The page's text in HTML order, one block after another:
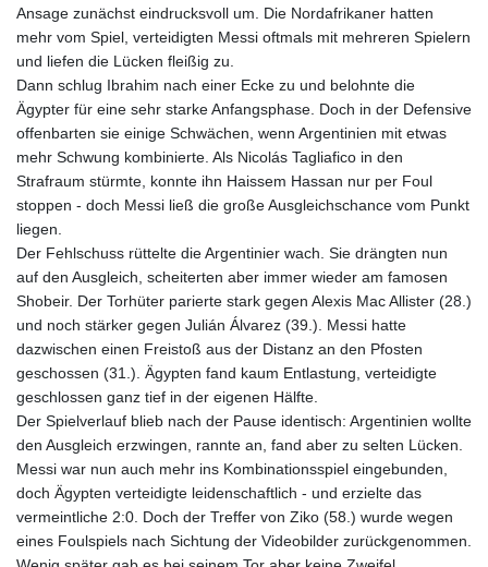
Ansage zunächst eindrucksvoll um. Die Nordafrikaner hatten
mehr vom Spiel, verteidigten Messi oftmals mit mehreren Spielern
und liefen die Lücken fleißig zu.
Dann schlug Ibrahim nach einer Ecke zu und belohnte die
Ägypter für eine sehr starke Anfangsphase. Doch in der Defensive
offenbarten sie einige Schwächen, wenn Argentinien mit etwas
mehr Schwung kombinierte. Als Nicolás Tagliafico in den
Strafraum stürmte, konnte ihn Haissem Hassan nur per Foul
stoppen - doch Messi ließ die große Ausgleichschance vom Punkt
liegen.
Der Fehlschuss rüttelte die Argentinier wach. Sie drängten nun
auf den Ausgleich, scheiterten aber immer wieder am famosen
Shobeir. Der Torhüter parierte stark gegen Alexis Mac Allister (28.)
und noch stärker gegen Julián Álvarez (39.). Messi hatte
dazwischen einen Freistoß aus der Distanz an den Pfosten
geschossen (31.). Ägypten fand kaum Entlastung, verteidigte
geschlossen ganz tief in der eigenen Hälfte.
Der Spielverlauf blieb nach der Pause identisch: Argentinien wollte
den Ausgleich erzwingen, rannte an, fand aber zu selten Lücken.
Messi war nun auch mehr ins Kombinationsspiel eingebunden,
doch Ägypten verteidigte leidenschaftlich - und erzielte das
vermeintliche 2:0. Doch der Treffer von Ziko (58.) wurde wegen
eines Foulspiels nach Sichtung der Videobilder zurückgenommen.